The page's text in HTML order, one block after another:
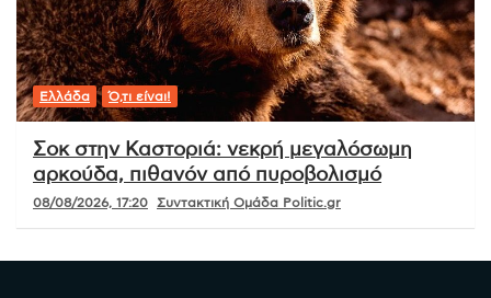
Ελλάδα Ό,τι είναι!
Σοκ στην Καστοριά: νεκρή μεγαλόσωμη
αρκούδα, πιθανόν από πυροβολισμό
08/08/2026, 17:20 Συντακτική Ομάδα Politic.gr